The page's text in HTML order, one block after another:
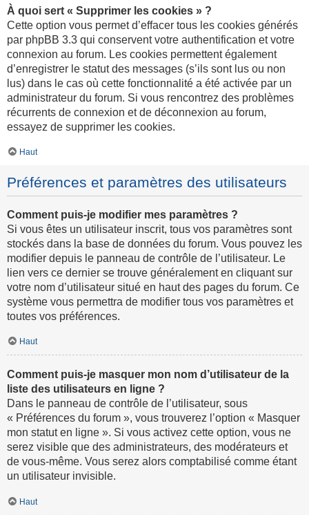
À quoi sert « Supprimer les cookies » ?
Cette option vous permet d’effacer tous les cookies générés
par phpBB 3.3 qui conservent votre authentification et votre
connexion au forum. Les cookies permettent également
d’enregistrer le statut des messages (s’ils sont lus ou non
lus) dans le cas où cette fonctionnalité a été activée par un
administrateur du forum. Si vous rencontrez des problèmes
récurrents de connexion et de déconnexion au forum,
essayez de supprimer les cookies.
Haut
Préférences et paramètres des utilisateurs
Comment puis-je modifier mes paramètres ?
Si vous êtes un utilisateur inscrit, tous vos paramètres sont
stockés dans la base de données du forum. Vous pouvez les
modifier depuis le panneau de contrôle de l’utilisateur. Le
lien vers ce dernier se trouve généralement en cliquant sur
votre nom d’utilisateur situé en haut des pages du forum. Ce
système vous permettra de modifier tous vos paramètres et
toutes vos préférences.
Haut
Comment puis-je masquer mon nom d’utilisateur de la
liste des utilisateurs en ligne ?
Dans le panneau de contrôle de l’utilisateur, sous
« Préférences du forum », vous trouverez l’option « Masquer
mon statut en ligne ». Si vous activez cette option, vous ne
serez visible que des administrateurs, des modérateurs et
de vous-même. Vous serez alors comptabilisé comme étant
un utilisateur invisible.
Haut